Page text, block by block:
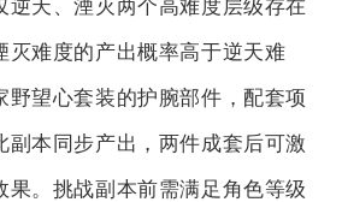
逆天、湮灭两个高难度层级存在
灭难度的产出概率高于逆天难
野望心套装的护腕部件，配套项
副本同步产出，两件成套后可激
果。挑战副本前需满足角色等级